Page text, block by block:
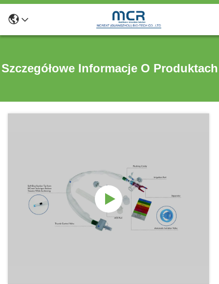
Szczegółowe Informacje O Produktach